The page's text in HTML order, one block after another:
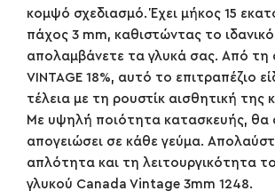
κομψό σχεδιασμό. Έχει μήκος 15
πάχος 3 mm, καθιστώντας το ιδανικό
απολαμβάνετε τα γλυκά σας. Από τη
VINTAGE 18%, αυτό το επιτραπέζιο
τέλεια με τη ρουστίκ αισθητική της
Με υψηλή ποιότητα κατασκευής, θα
απογειώσει σε κάθε γεύμα.
απλότητα και τη λειτουργικότητα
γλυκού Canada Vintage 3mm 1248.